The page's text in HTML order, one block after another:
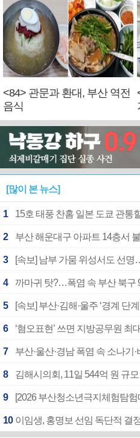
<84> 관문과 환대, 부산 역전
음식
[많이 본 뉴스]
1 15호 태풍 찬홈 일본 도쿄 관
2 부산 해운대구 아파트 14층서
3 [속보] 남부 가뭄 위성서도 선
4 까마귀 탓?…폭염 속 부산 북구
5 [속보] 부산·김해·울주 ‘경계 단
6 ‘혐오표현’ 쓰면 지방공무원 최
7 부산·울산·경남 폭염 속 소나
8 김해시의회, 11일 544억 원 규
9
10 이임생, 홍명보 선임 독단적 결